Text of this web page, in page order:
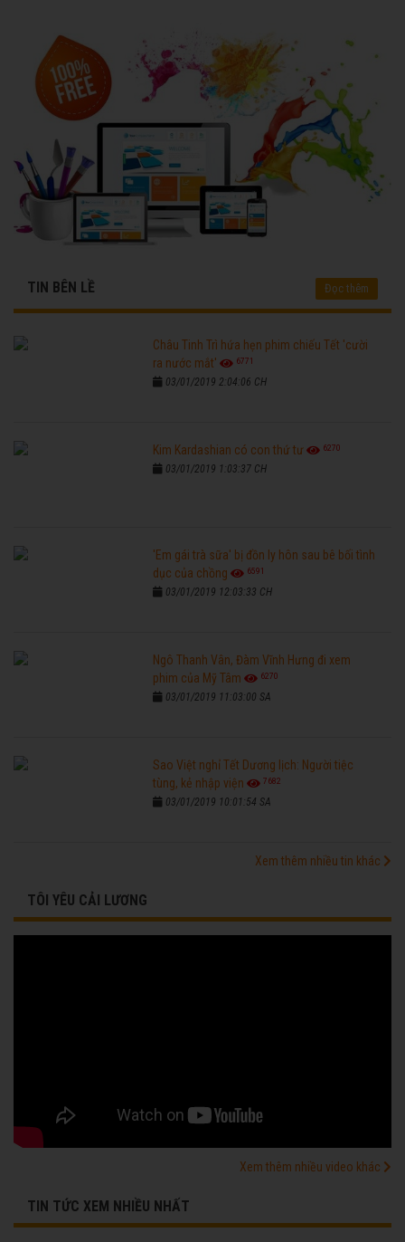
TIN BÊN LỀ Đọc thêm
Châu Tinh Trì hứa hẹn phim chiếu Tết 'cười
ra nước mắt'
6771
03/01/2019 2:04:06 CH
Kim Kardashian có con thứ tư 6270
03/01/2019 1:03:37 CH
'Em gái trà sữa' bị đồn ly hôn sau bê bối tình
dục của chồng
6591
03/01/2019 12:03:33 CH
Ngô Thanh Vân, Đàm Vĩnh Hưng đi xem
phim của Mỹ Tâm
6270
03/01/2019 11:03:00 SA
Sao Việt nghỉ Tết Dương lịch: Người tiệc
tùng, kẻ nhập viện
7682
03/01/2019 10:01:54 SA
Xem thêm nhiều tin khác
TÔI YÊU CẢI LƯƠNG
Xem thêm nhiều video khác
TIN TỨC XEM NHIỀU NHẤT